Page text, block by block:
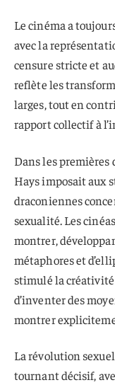
Le cinéma a
avec la
censure stricte et
reflète les
larges, tout en
rapport collectif à
Dans les premières
Hays imposait aux
draconiennes
sexualité. Les
montrer,
métaphores et
stimulé la
d’inventer des
montrer
La révolution
tournant décisif,